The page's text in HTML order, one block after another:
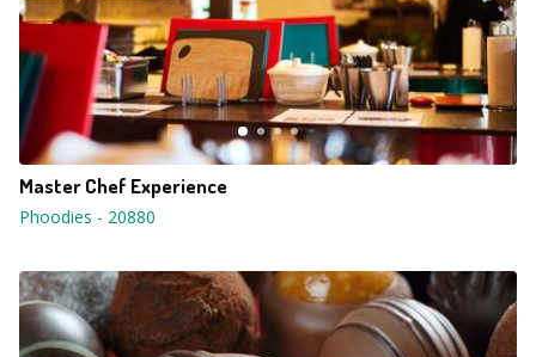
Master Chef Experience
Phoodies - 20880